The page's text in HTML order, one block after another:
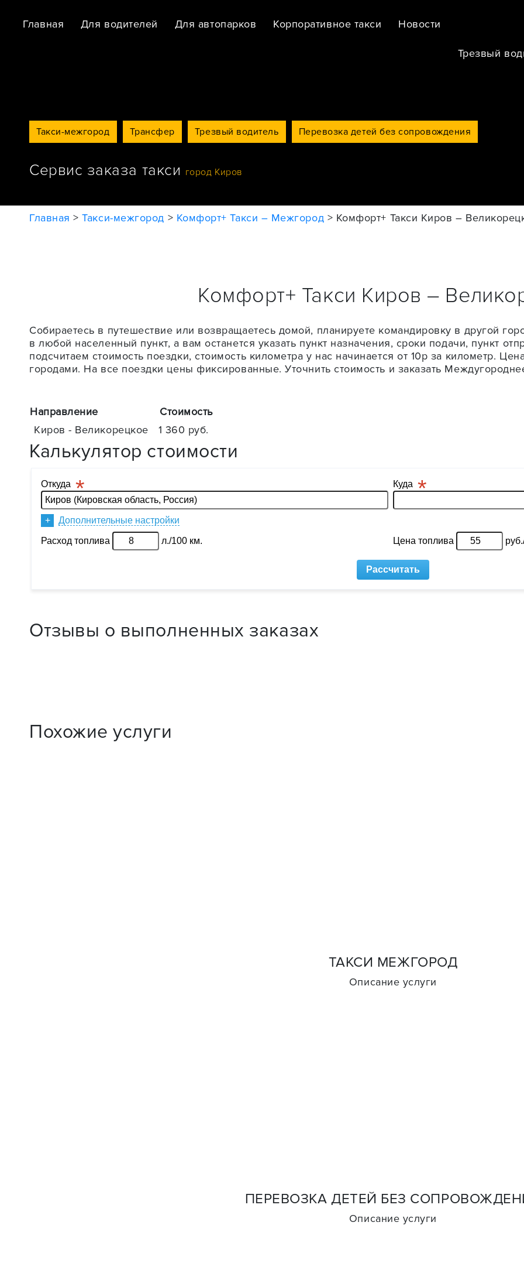
Главная Для водителей Для автопарков Корпоративное такси Новости
Трезвый
Такси-межгород Трансфер Трезвый водитель Перевозка детей без сопровождения
Сервис заказа такси город Киров
Главная >Такси-межгород > Комфорт+ Такси – Межгород > Комфорт+ Такси Киров –
Комфорт+ Такси Киров –
Собираетесь в путешествие или возвращаетесь домой, планируете командировку в другой
в любой населенный пункт, а вам останется указать пункт назначения, сроки подачи, пункт
подсчитаем стоимость поездки, стоимость километра у нас начинается от 10р за километр.
городами. На все поездки цены фиксированные. Уточнить стоимость и заказать
Направление
Стоимость
Киров - Великорецкое
1 360 руб.
Калькулятор стоимости
Отзывы о выполненных заказах
Похожие услуги
ТАКСИ МЕЖГОРОД
Описание услуги
ПЕРЕВОЗКА ДЕТЕЙ БЕЗ
Описание услуги